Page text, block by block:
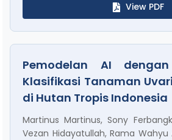
View PDF
Pemodelan AI
Klasifikasi Tanaman
di Hutan Tropis Indonesia
Martinus Martinus, Sony
Vezan Hidayatullah, Rama Wahyu